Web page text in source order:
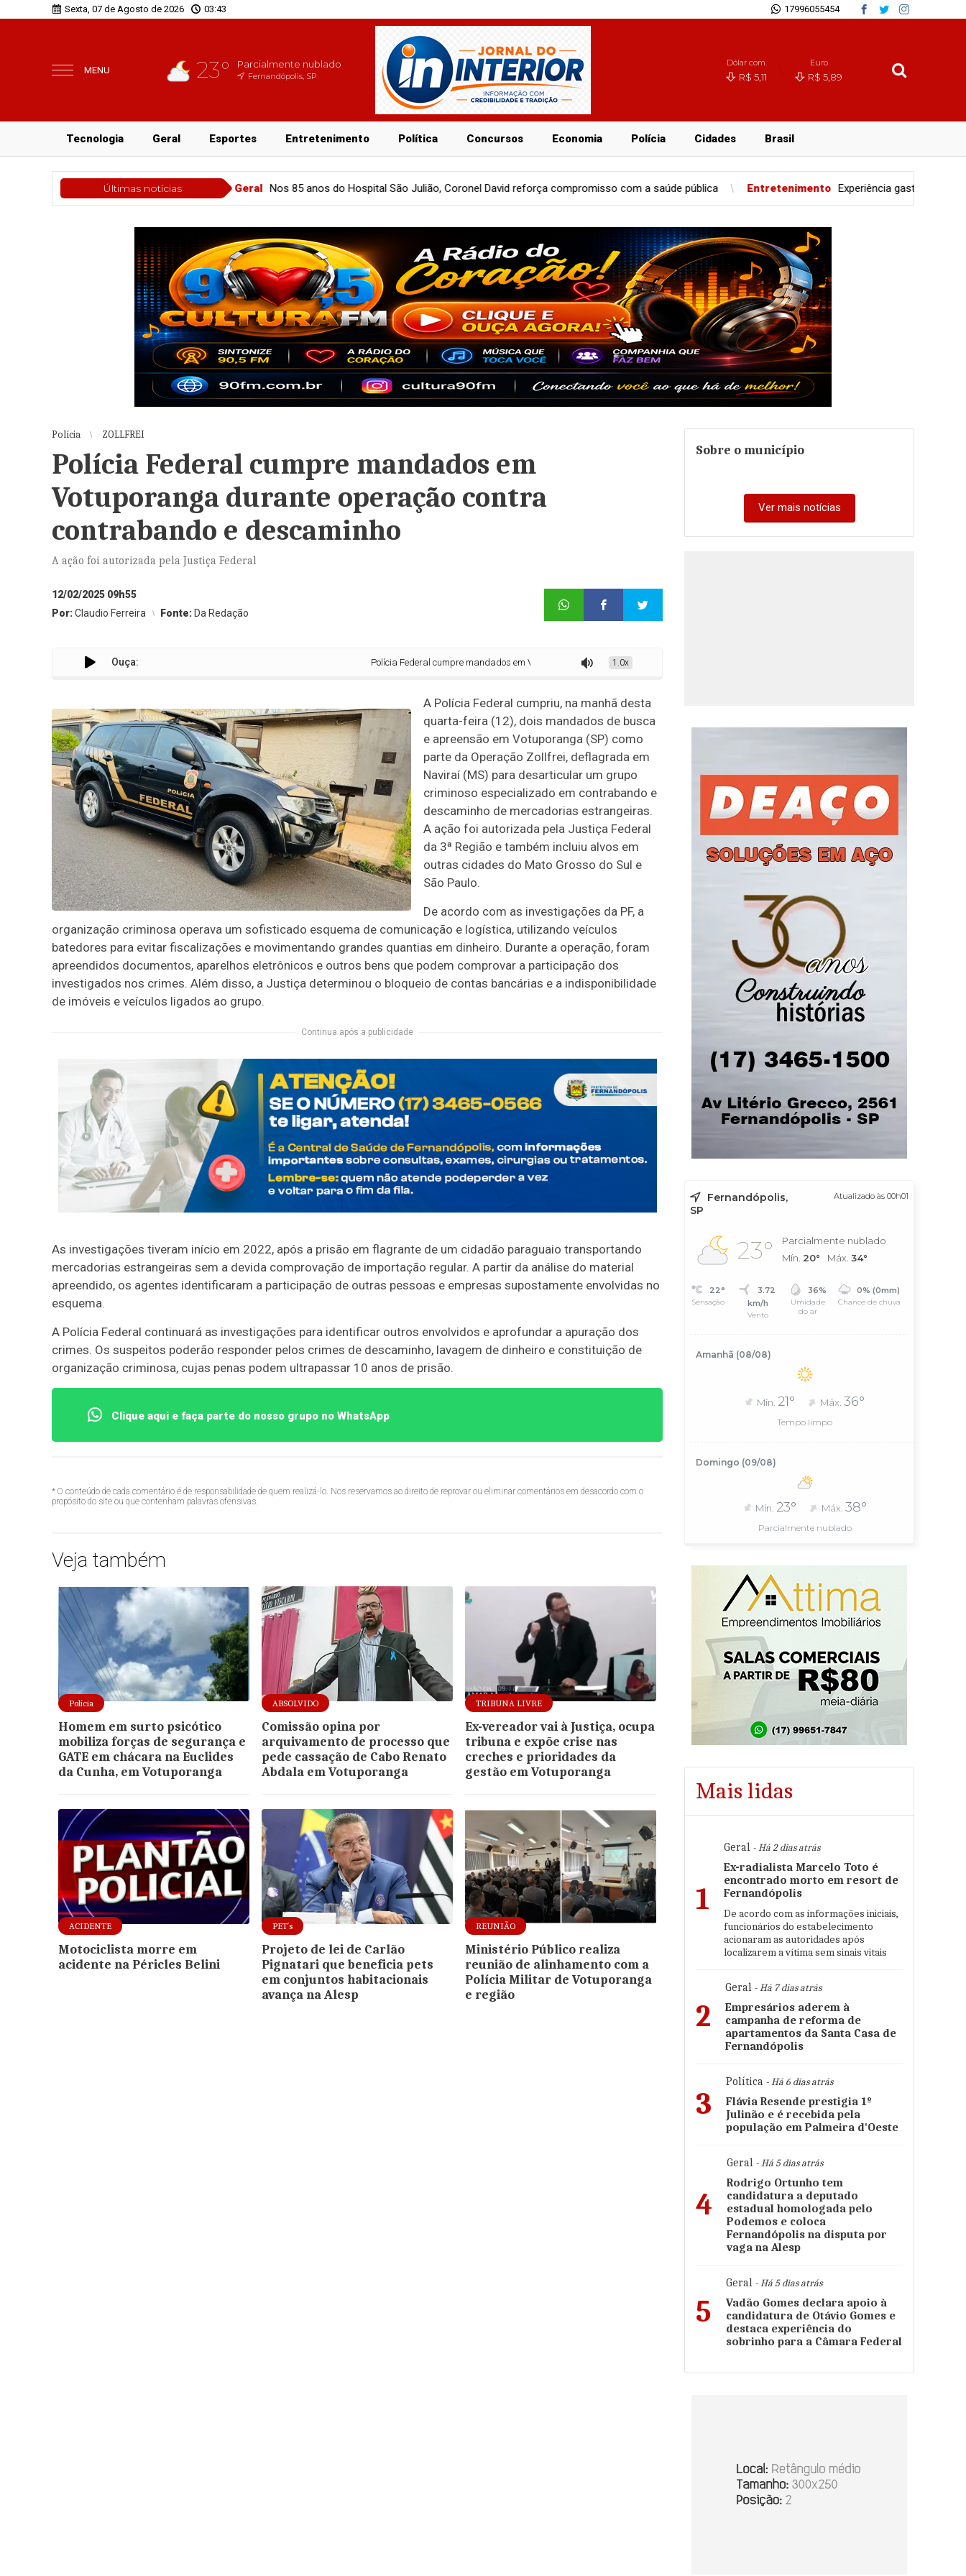
Sexta, 07 de Agosto de 2026 03:43 17996055454
MENU 23° Parcialmente nublado
Fernandópolis, SP
Dólar com.
R$ 5,11
Euro
R$ 5,89
Tecnologia Geral Esportes Entretenimento Política Concursos Economia Polícia Cidades Brasil
Últimas notícias
Geral Nos 85 anos do Hospital São Julião, Coronel David reforça compromisso com a saúde pública Entretenimento Experiência gastronômica redefine o setor de eventos
Polícia ZOLLFREI
Polícia Federal cumpre mandados em
Votuporanga durante operação contra
contrabando e descaminho
A ação foi autorizada pela Justiça Federal
12/02/2025 09h55
Por:Claudio Ferreira Fonte: Da Redação
Ouça: Polícia Federal cumpre mandados em Votuporanga durante operação contra contrabando e descaminho
1.0x
A Polícia Federal cumpriu, na manhã desta
quarta-feira (12), dois mandados de busca
e apreensão em Votuporanga (SP) como
parte da Operação Zollfrei, deflagrada em
Naviraí (MS) para desarticular um grupo
criminoso especializado em contrabando e
descaminho de mercadorias estrangeiras.
A ação foi autorizada pela Justiça Federal
da 3ª Região e também incluiu alvos em
outras cidades do Mato Grosso do Sul e
São Paulo.
De acordo com as investigações da PF, a
organização criminosa operava um sofisticado esquema de comunicação e logística, utilizando veículos
batedores para evitar fiscalizações e movimentando grandes quantias em dinheiro. Durante a operação, foram
apreendidos documentos, aparelhos eletrônicos e outros bens que podem comprovar a participação dos
investigados nos crimes. Além disso, a Justiça determinou o bloqueio de contas bancárias e a indisponibilidade
de imóveis e veículos ligados ao grupo.
Continua após a publicidade
As investigações tiveram início em 2022, após a prisão em flagrante de um cidadão paraguaio transportando
mercadorias estrangeiras sem a devida comprovação de importação regular. A partir da análise do material
apreendido, os agentes identificaram a participação de outras pessoas e empresas supostamente envolvidas no
esquema.
A Polícia Federal continuará as investigações para identificar outros envolvidos e aprofundar a apuração dos
crimes. Os suspeitos poderão responder pelos crimes de descaminho, lavagem de dinheiro e constituição de
organização criminosa, cujas penas podem ultrapassar 10 anos de prisão.
Clique aqui e faça parte do nosso grupo no WhatsApp
* O conteúdo de cada comentário é de responsabilidade de quem realizá-lo. Nos reservamos ao direito de reprovar ou eliminar comentários em desacordo com o
propósito do site ou que contenham palavras ofensivas.
Veja também
Polícia
Homem em surto psicótico
mobiliza forças de segurança e
GATE em chácara na Euclides
da Cunha, em Votuporanga
ABSOLVIDO
Comissão opina por
arquivamento de processo que
pede cassação de Cabo Renato
Abdala em Votuporanga
TRIBUNA LIVRE
Ex-vereador vai à Justiça, ocupa
tribuna e expõe crise nas
creches e prioridades da
gestão em Votuporanga
ACIDENTE
Motociclista morre em
acidente na Péricles Belini
PET´s
Projeto de lei de Carlão
Pignatari que beneficia pets
em conjuntos habitacionais
avança na Alesp
REUNIÃO
Ministério Público realiza
reunião de alinhamento com a
Polícia Militar de Votuporanga
e região
Sobre o município
Ver mais notícias
Fernandópolis,
SP
Atualizado às 00h01
23°
Parcialmente nublado
Mín. 20° Máx. 34°
22°
Sensação
3.72
km/h
Vento
36%
Umidade
do ar
0% (0mm)
Chance de chuva
Amanhã (08/08)
Mín. 21° Máx.36°
Tempo limpo
Domingo (09/08)
Mín. 23° Máx. 38°
Parcialmente nublado
Mais lidas
1
Geral - Há 2 dias atrás
Ex-radialista Marcelo Toto é
encontrado morto em resort de
Fernandópolis
De acordo com as informações iniciais,
funcionários do estabelecimento
acionaram as autoridades após
localizarem a vítima sem sinais vitais
2
Geral - Há 7 dias atrás
Empresários aderem à
campanha de reforma de
apartamentos da Santa Casa de
Fernandópolis
3
Política - Há 6 dias atrás
Flávia Resende prestigia 1º
Julinão e é recebida pela
população em Palmeira d'Oeste
4
Geral - Há 5 dias atrás
Rodrigo Ortunho tem
candidatura a deputado
estadual homologada pelo
Podemos e coloca
Fernandópolis na disputa por
vaga na Alesp
5
Geral - Há 5 dias atrás
Vadão Gomes declara apoio à
candidatura de Otávio Gomes e
destaca experiência do
sobrinho para a Câmara Federal